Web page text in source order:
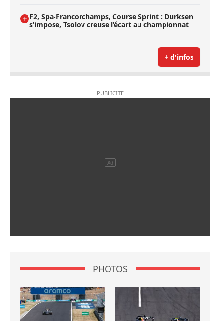
F2, Spa-Francorchamps, Course Sprint : Durksen
s’impose, Tsolov creuse l’écart au championnat
+ d'infos
PHOTOS